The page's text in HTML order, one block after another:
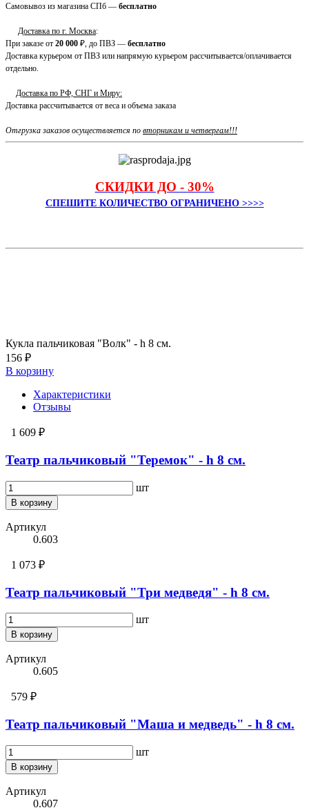
Самовывоз из магазина СПб — бесплатно
Доставка по г. Москва:
При заказе от 20 000 ₽, до ПВЗ — бесплатно
Доставка курьером от ПВЗ или напрямую курьером рассчитывается/оплачивается
отдельно.
Доставка по РФ, СНГ и Миру:
Доставка рассчитывается от веса и объема заказа
Отгрузка заказов осуществляется по вторникам и четвергам!!!
СКИДКИ ДО - 30%
СПЕШИТЕ КОЛИЧЕСТВО ОГРАНИЧЕНО >>>>
Кукла пальчиковая "Волк" - h 8 см.
156 ₽
В корзину
Характеристики
Отзывы
1 609 ₽
Театр пальчиковый "Теремок" - h 8 см.
шт
В корзину
Артикул
0.603
1 073 ₽
Театр пальчиковый "Три медведя" - h 8 см.
шт
В корзину
Артикул
0.605
579 ₽
Театр пальчиковый "Маша и медведь" - h 8 см.
шт
В корзину
Артикул
0.607